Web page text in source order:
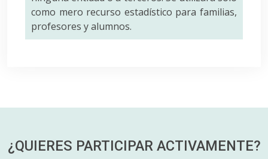
como mero recurso estadístico para familias,
profesores y alumnos.
¿QUIERES PARTICIPAR ACTIVAMENTE?